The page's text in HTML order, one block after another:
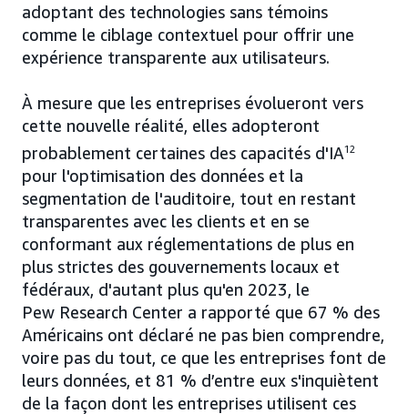
adoptant des technologies sans témoins
comme le ciblage contextuel pour offrir une
expérience transparente aux utilisateurs.
À mesure que les entreprises évolueront vers
cette nouvelle réalité, elles adopteront
probablement certaines des capacités d'IA12
pour l'optimisation des données et la
segmentation de l'auditoire, tout en restant
transparentes avec les clients et en se
conformant aux réglementations de plus en
plus strictes des gouvernements locaux et
fédéraux, d'autant plus qu'en 2023, le
Pew Research Center a rapporté que 67 % des
Américains ont déclaré ne pas bien comprendre,
voire pas du tout, ce que les entreprises font de
leurs données, et 81 % d’entre eux s'inquiètent
de la façon dont les entreprises utilisent ces